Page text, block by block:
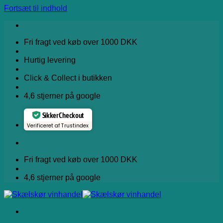
Fortsæt til indhold
Fri fragt ved køb over 1000 DKK
Hurtig levering
Click & Collect i butikken
4,6 stjerner på google
Sikker Checkout
Verificeret af Trustindex
Fri fragt ved køb over 1000 DKK
4,6 stjerner på google